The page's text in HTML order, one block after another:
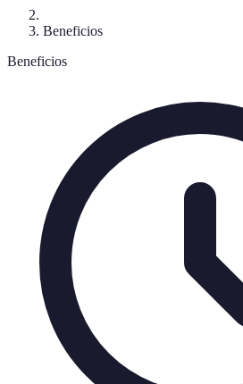
Beneficios
Beneficios